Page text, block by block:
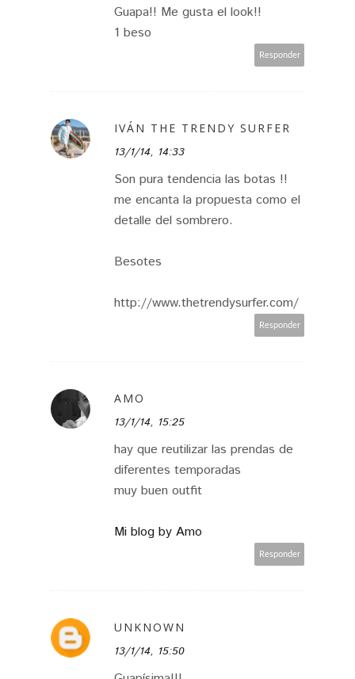
Guapa!! Me gusta el look!!
1 beso
Responder
IVÁN THE TRENDY SURFER
13/1/14, 14:33
Son pura tendencia las botas !!
me encanta la propuesta como el
detalle del sombrero.
Besotes
http://www.thetrendysurfer.com/
Responder
AMO
13/1/14, 15:25
hay que reutilizar las prendas de
diferentes temporadas
muy buen outfit
Mi blog by Amo
Responder
UNKNOWN
13/1/14, 15:50